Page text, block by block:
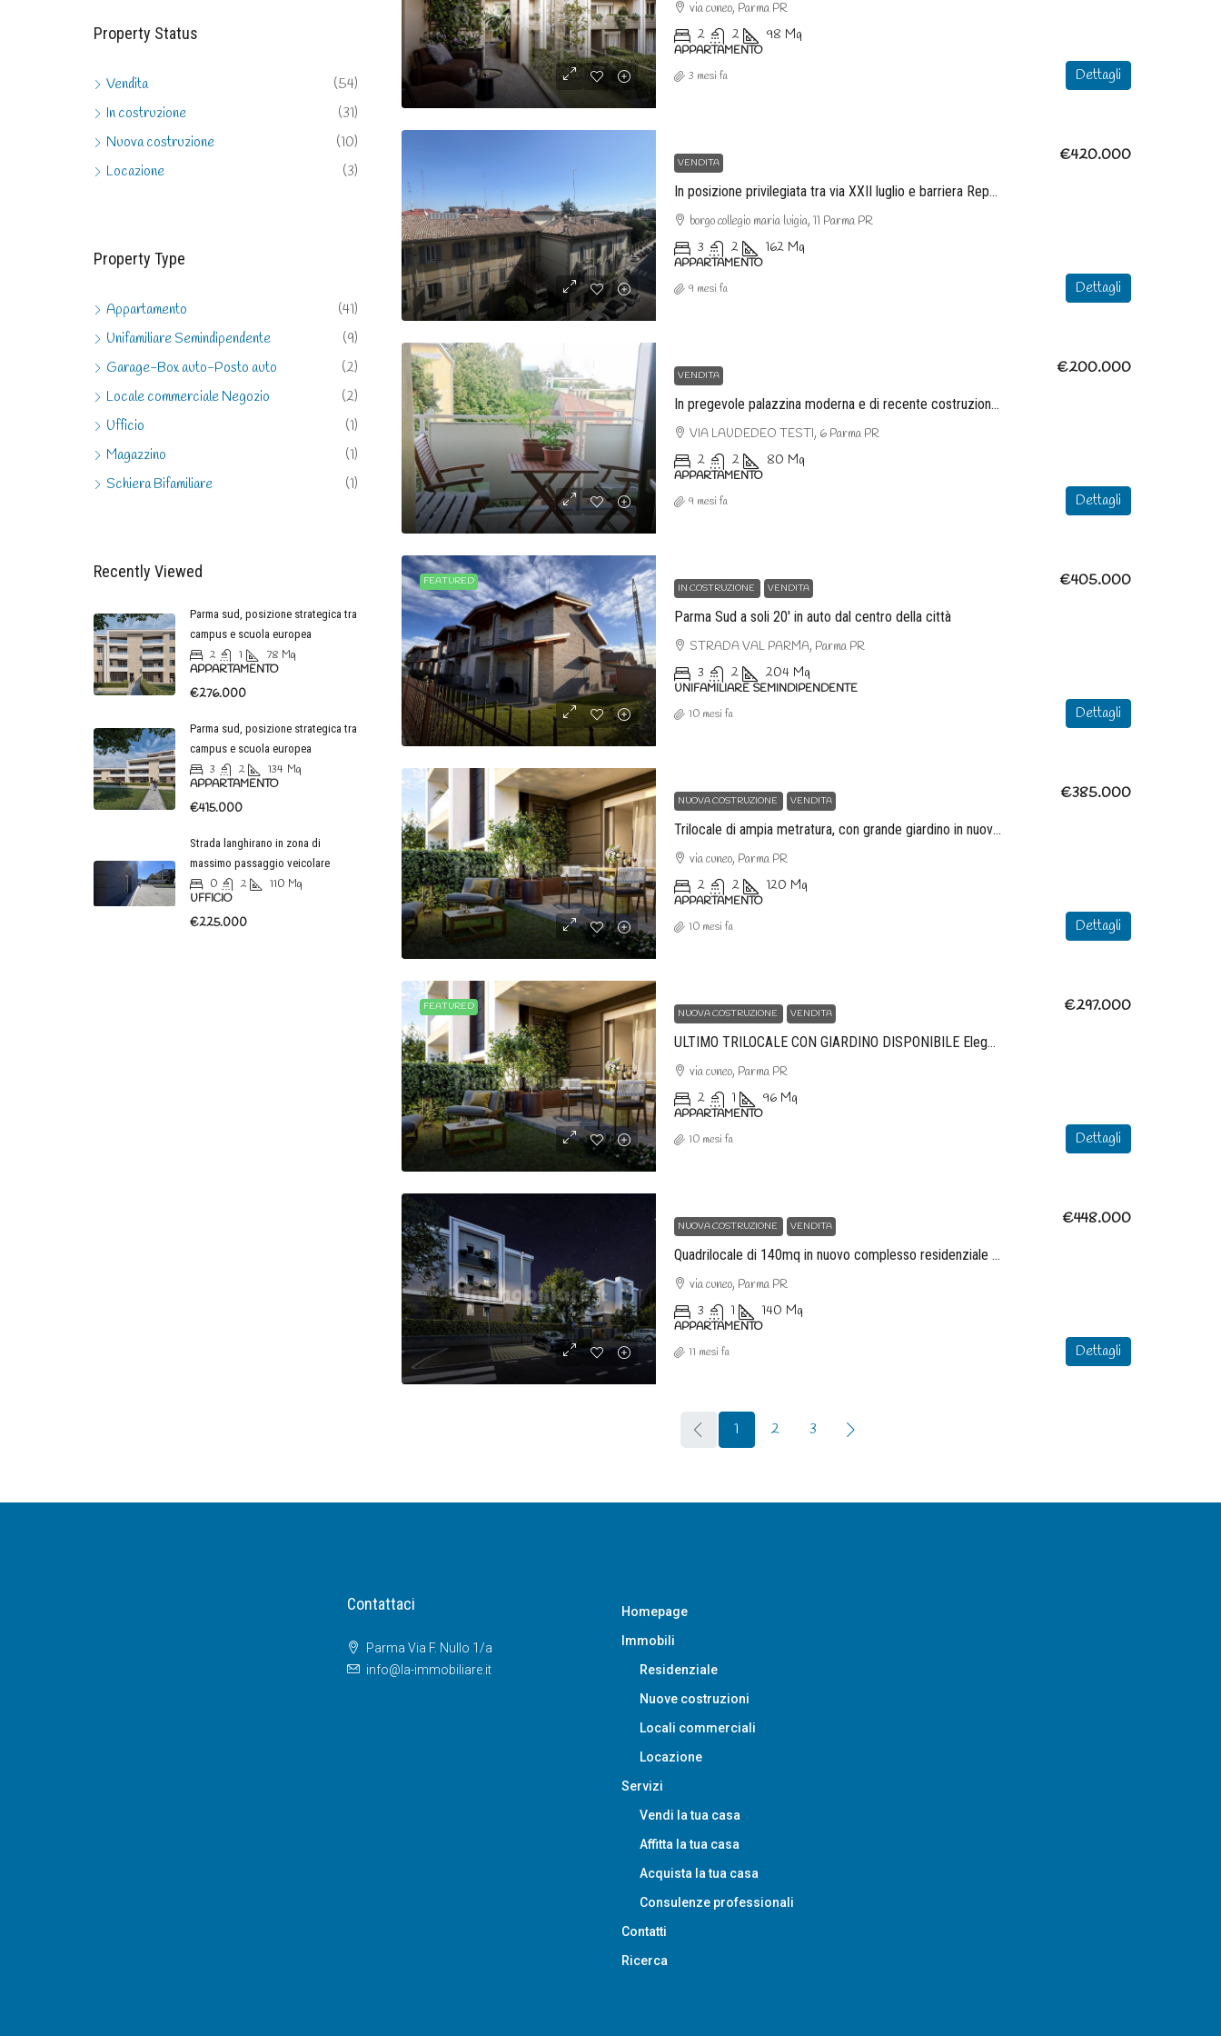
via cuneo, Parma PR
2 2 98 Mq
APPARTAMENTO
Dettagli
3 mesi fa
VENDITA
In posizione privilegiata tra via XXII luglio e barriera Repubblica
€420.000
borgo collegio maria luigia, 11 Parma PR
3 2 162 Mq
APPARTAMENTO
Dettagli
9 mesi fa
VENDITA
In pregevole palazzina moderna e di recente costruzione, in zona residenziale a pochi passi dall’Auditorium Paganini e dal Barilla Center
€200.000
VIA LAUDEDEO TESTI, 6 Parma PR
2 2 80 Mq
APPARTAMENTO
Dettagli
9 mesi fa
FEATURED
IN COSTRUZIONE VENDITA
Parma Sud a soli 20′ in auto dal centro della città
€405.000
STRADA VAL PARMA, Parma PR
3 2 204 Mq
UNIFAMILIARE SEMINDIPENDENTE
Dettagli
10 mesi fa
NUOVA COSTRUZIONE VENDITA
Trilocale di ampia metratura, con grande giardino in nuovo complesso residenziale in costruzione che unisce design moderno, sostenibilità e comfort
€385.000
via cuneo, Parma PR
2 2 120 Mq
APPARTAMENTO
Dettagli
10 mesi fa
FEATURED
NUOVA COSTRUZIONE VENDITA
ULTIMO TRILOCALE CON GIARDINO DISPONIBILE Elegante trilocale con loggia e bel giardino ad angolo che circonda l’abitazione, il tutto inserito in un moderno complesso residenziale di nuova costruzione, progettato per offrire comfort abitativo, efficienza energetica e qualità architettonica
€297.000
via cuneo, Parma PR
2 1 96 Mq
APPARTAMENTO
Dettagli
10 mesi fa
NUOVA COSTRUZIONE VENDITA
Quadrilocale di 140mq in nuovo complesso residenziale in costruzione che unisce design moderno, sostenibilità e comfort
€448.000
via cuneo, Parma PR
3 1 140 Mq
APPARTAMENTO
Dettagli
11 mesi fa
1 2 3
Property Status
Vendita
(54)
In costruzione
(31)
Nuova costruzione
(10)
Locazione
(3)
Property Type
Appartamento
(41)
Unifamiliare Semindipendente
(9)
Garage-Box auto-Posto auto
(2)
Locale commerciale Negozio
(2)
Ufficio
(1)
Magazzino
(1)
Schiera Bifamiliare
(1)
Recently Viewed
Parma sud, posizione strategica tra
campus e scuola europea
2 1 78 Mq
APPARTAMENTO
€276.000
Parma sud, posizione strategica tra
campus e scuola europea
3 2 134 Mq
APPARTAMENTO
€415.000
Strada langhirano in zona di
massimo passaggio veicolare
0 2 110 Mq
UFFICIO
€225.000
Contattaci
Parma Via F. Nullo 1/a
info@la-immobiliare.it
Homepage
Immobili
Residenziale
Nuove costruzioni
Locali commerciali
Locazione
Servizi
Vendi la tua casa
Affitta la tua casa
Acquista la tua casa
Consulenze professionali
Contatti
Ricerca